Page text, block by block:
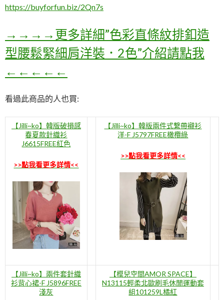
https://buyforfun.biz/2Qn7s
→→→→更多詳細”色彩直條紋排釦造
型腰鬆緊細肩洋裝．2色”介紹請點我
←←←←←
看過此商品的人也買:
【Jilli~ko】韓版破損感
春夏款針織衫
J6615FREE紅色
>>點我看更多詳情<<
【Jilli~ko】韓版兩件式繫帶襯衫
洋-F J5797FREE橄欖綠
>>點我看更多詳情<<
【Jilli~ko】兩件套針織
衫背心裙-F J5896FREE
淺灰
【模兒空間AMOR SPACE】
N13115輕柔北歐刷毛休閒運動套
組101259L橘紅